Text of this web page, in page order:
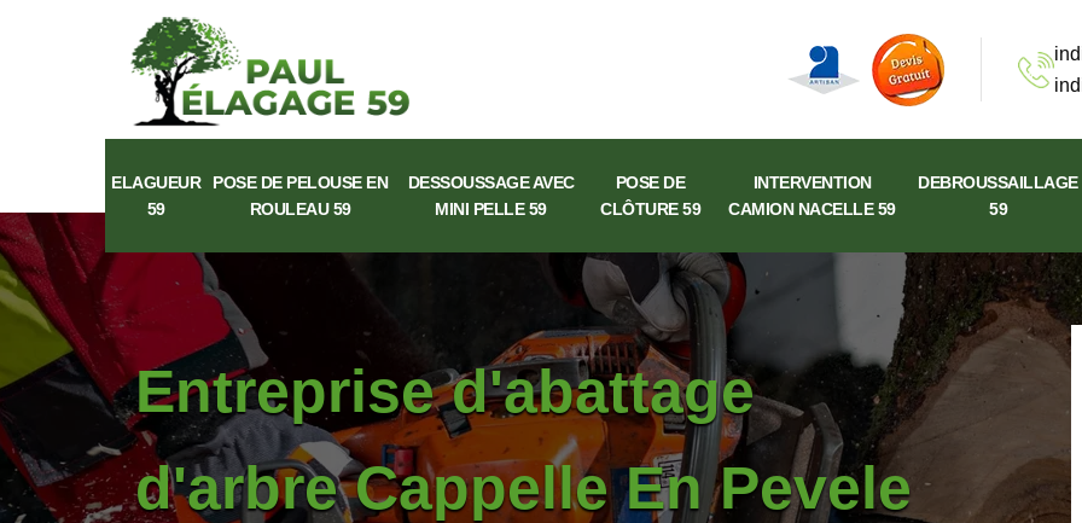
ELAGUEUR
59
POSE DE PELOUSE EN
ROULEAU 59
DESSOUSSAGE AVEC
MINI PELLE 59
POSE DE
CLÔTURE 59
INTERVENTION
CAMION NACELLE 59
DEBROUSSAILLAGE
59
Entreprise d'abattage
d'arbre Cappelle En Pevele